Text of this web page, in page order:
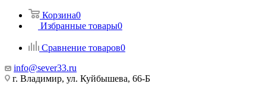
Корзина0
Избранные товары0
Сравнение товаров0
info@sever33.ru
г. Владимир, ул. Куйбышева, 66-Б